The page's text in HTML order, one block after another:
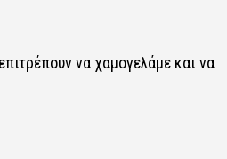
να χαμογελάμε και να